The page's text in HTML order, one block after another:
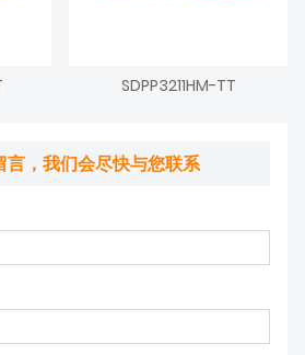
SDPP3211HM-TT
言，我们会尽快与您联系